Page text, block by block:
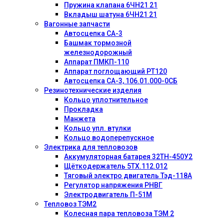
Пружина клапана 6ЧН21 21
Вкладыш шатуна 6ЧН21 21
Вагонные запчасти
Автосцепка СА-3
Башмак тормозной
железнодорожный
Аппарат ПМКП-110
Аппарат поглощающий РТ120
Автосцепка СА-3, 106.01.000-0СБ
Резинотехнические изделия
Кольцо уплотнительное
Прокладка
Манжета
Кольцо упл. втулки
Кольцо водоперепускное
Электрика для тепловозов
Аккумуляторная батарея 32ТН-450У2
Щёткодержатель 5ТХ.112.012
Тяговый электро двигатель Тэд-118А
Регулятор напряжения РНВГ
Электродвигатель П-51М
Тепловоз ТЭМ2
Колесная пара тепловоза ТЭМ 2